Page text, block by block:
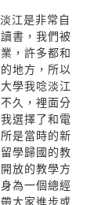
江是非常自
書，我們被
，許多都和
地方，所以
學我唸淡江
久，裡面分
選擇了和電
是當時的新
學歸國的教
放的教學方
為一個總經
大家進步或